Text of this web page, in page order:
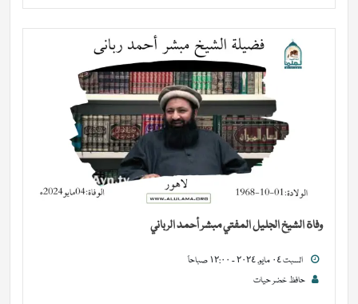
وفاة الشيخ الجليل المفتي مبشر أحمد الرباني
السبت ٠٤ مايو, ٢٠٢٤ - ١٢:٠٠ صباحاً
حافظ خضر حیات